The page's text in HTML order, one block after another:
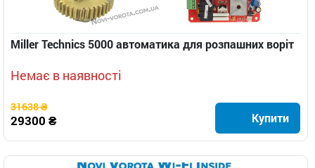
Miller Technics 5000 автоматика для розпашних воріт
Немає в наявності
31638 ₴
29300 ₴ Купити